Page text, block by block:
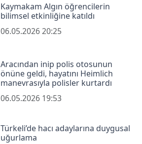
Kaymakam Algın öğrencilerin
bilimsel etkinliğine katıldı
06.05.2026 20:25
Aracından inip polis otosunun
önüne geldi, hayatını Heimlich
manevrasıyla polisler kurtardı
06.05.2026 19:53
Türkeli’de hacı adaylarına duygusal
uğurlama